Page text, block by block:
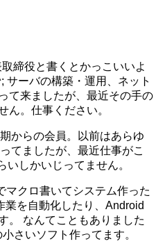
締役と書くとかっこいいよ
サーバの構築・運用、ネット
て来ましたが、最近その手の
ん。仕事ください。
からの会員。以前はあらゆ
てましたが、最近仕事がこ
いしかいじってません。
マクロ書いてシステム作った
業を自動化したり、Android
。 なんてこともありました
さいソフト作ってます。